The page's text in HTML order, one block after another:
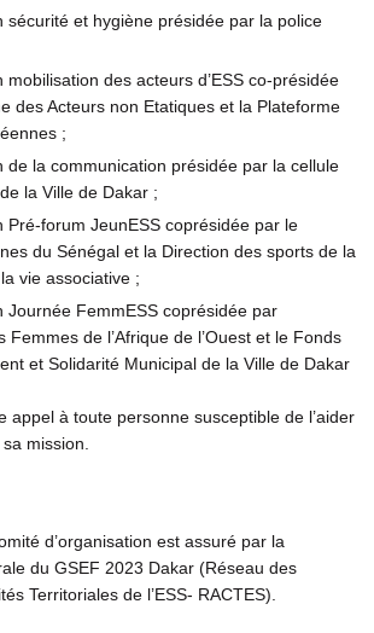
sécurité et hygiène présidée par la police
mobilisation des acteurs d’ESS co-présidée
des Acteurs non Etatiques et la Plateforme
;
de la communication présidée par la cellule
la Ville de Dakar ;
Pré-forum JeunESS coprésidée par le
du Sénégal et la Direction des sports de la
vie associative ;
Journée FemmESS coprésidée par
Femmes de l’Afrique de l’Ouest et le Fonds
et Solidarité Municipal de la Ville de Dakar
appel à toute personne susceptible de l’aider
sa mission.
d’organisation est assuré par la
du GSEF 2023 Dakar (Réseau des
Territoriales de l’ESS- RACTES).